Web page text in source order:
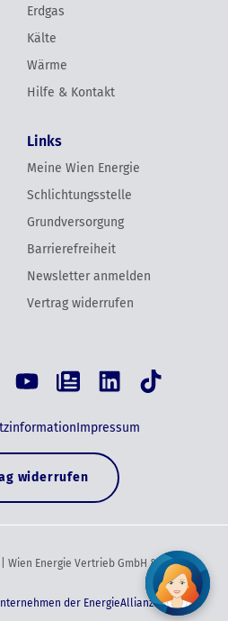
Erdgas
Kälte
Wärme
Hilfe & Kontakt
Links
Meine Wien Energie
Schlichtungsstelle
Grundversorgung
Barrierefreiheit
Newsletter anmelden
Vertrag widerrufen
Impressum
widerrufen
Wien Energie Vertrieb GmbH & Co KG
der EnergieAllianz Austria